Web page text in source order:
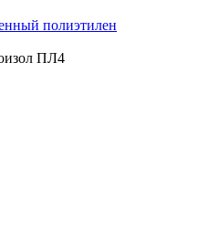
полиэтилен
ПЛ4